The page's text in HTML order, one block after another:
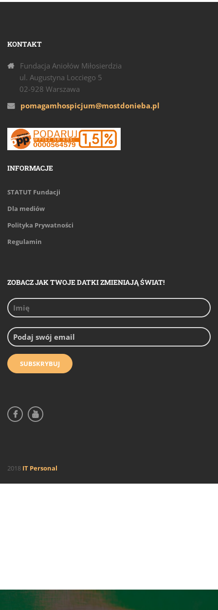
KONTAKT
Fundacja Aniołów Miłosierdzia
ul. Augustyna Locciego 5
02-928 Warszawa
pomagamhospicjum@mostdonieba.pl
INFORMACJE
STATUT Fundacji
Dla mediów
Polityka Prywatności
Regulamin
ZOBACZ JAK TWOJE DATKI ZMIENIAJĄ ŚWIAT!
2018 IT Personal